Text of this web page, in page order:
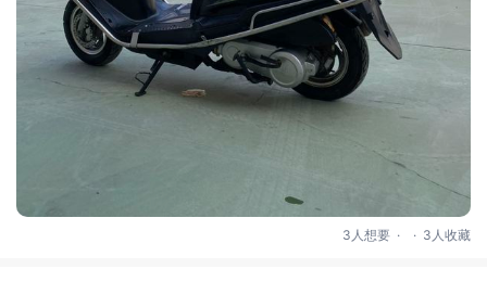
3人想要 . . 3人收藏